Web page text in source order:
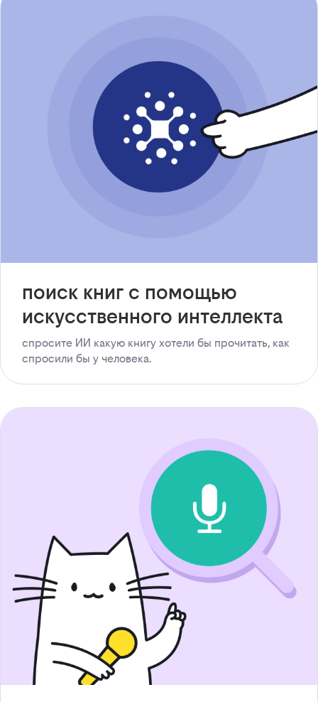
поиск книг с помощью
искусственного интеллекта
спросите ИИ какую книгу хотели бы прочитать, как
спросили бы у человека.